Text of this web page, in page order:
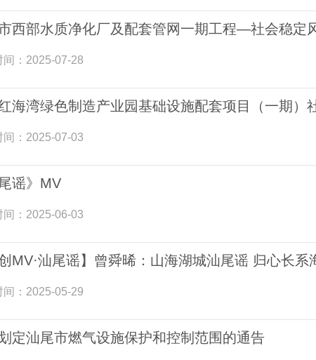
西部水质净化厂及配套管网一期工程—社会稳定
： 2025-07-28
海湾绿色制造产业园基础设施配套项目（一期）
： 2025-07-03
尾谣》MV
： 2025-06-03
创MV·汕尾谣】曾舜晞：山海湖城汕尾谣 归心长系
： 2025-05-29
定汕尾市燃气设施保护和控制范围的通告